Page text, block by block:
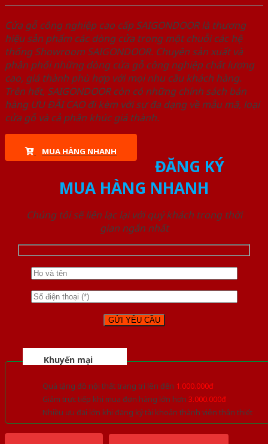
Cửa gỗ công nghiệp cao cấp SAIGONDOOR là thương
hiệu sản phẩm các dòng cửa trong một chuỗi các hệ
thống Showroom SAIGONDOOR. Chuyên sản xuất và
phân phối những dòng cửa gỗ công nghiệp chất lượng
cao, giá thành phù hợp với mọi nhu cầu khách hàng.
Trên hết, SAIGONDOOR còn có những chính sách bán
hàng ƯU ĐÃI CAO đi kèm với sự đa dạng về mẫu mã, loại
cửa gỗ và cả phân khúc giá thành.
MUA HÀNG NHANH
ĐĂNG KÝ
MUA HÀNG NHANH
Chúng tôi sẽ liên lạc lại với quý khách trong thời
gian ngắn nhất
Khuyến mại
Quà tặng đồ nội thất trang trí lên đến 1.000.000đ
Giảm trực tiếp khi mua đơn hàng lớn hơn 3.000.000đ
Nhiều ưu đãi lớn khi đăng ký tài khoản thành viên thân thiết